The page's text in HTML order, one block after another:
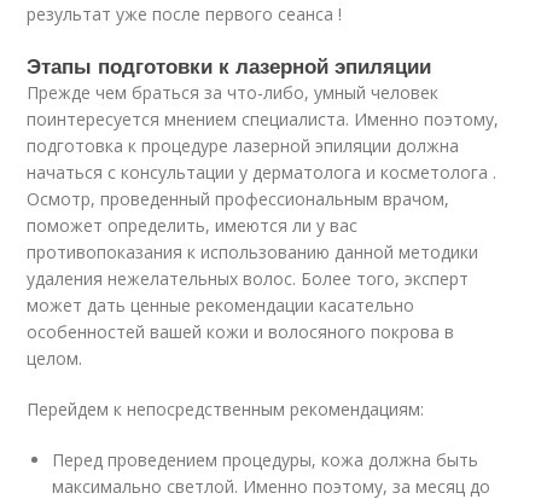
результат уже после первого сеанса !
Этапы подготовки к лазерной эпиляции
Прежде чем браться за что-либо, умный человек
поинтересуется мнением специалиста. Именно поэтому,
подготовка к процедуре лазерной эпиляции должна
начаться с консультации у дерматолога и косметолога .
Осмотр, проведенный профессиональным врачом,
поможет определить, имеются ли у вас
противопоказания к использованию данной методики
удаления нежелательных волос. Более того, эксперт
может дать ценные рекомендации касательно
особенностей вашей кожи и волосяного покрова в
целом.
Перейдем к непосредственным рекомендациям:
Перед проведением процедуры, кожа должна быть
максимально светлой. Именно поэтому, за месяц до